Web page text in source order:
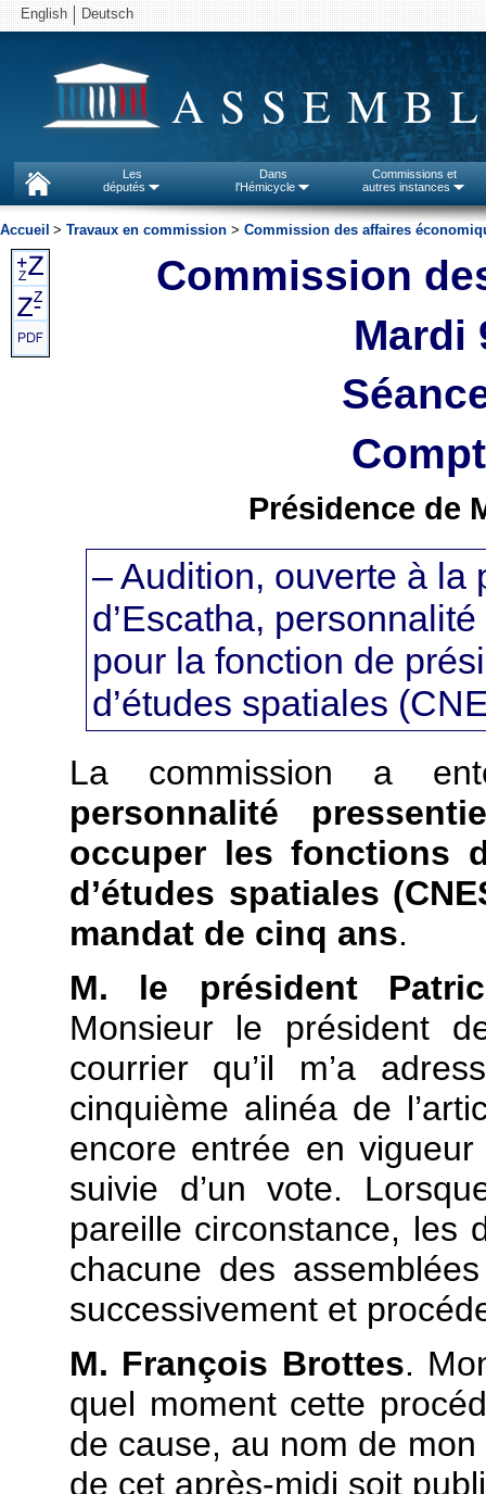
English Deutsch
Les
députés
Dans
l'Hémicycle
Commissions et
autres instances
Accueil > Travaux en commission > Commission des affaires
Commission
Mardi
Présidence de
– Audition, ouverte à la
d’Escatha,
pour la fonction de
d’études spatiales
La commission a
personnalité
occuper les fonctions
d’études spatiales
mandat de cinq ans.
M. le président
Monsieur le président
courrier qu’il m’a
cinquième alinéa de
encore entrée en
suivie d’un vote.
pareille circonstance, les
chacune des
successivement et
M. François Brottes.
quel moment cette
de cause, au nom de
de cet après-midi soit